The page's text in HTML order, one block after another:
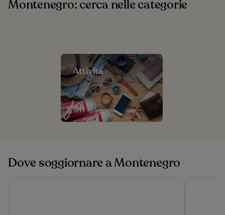
Montenegro: cerca nelle categorie
Attività
Dove soggiornare a Montenegro